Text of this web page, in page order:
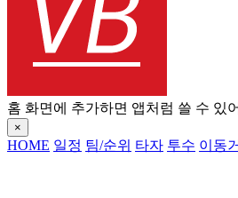
홈 화면에 추가하면 앱처럼 쓸 수 있
×
HOME 일정 팀/순위 타자 투수 이동